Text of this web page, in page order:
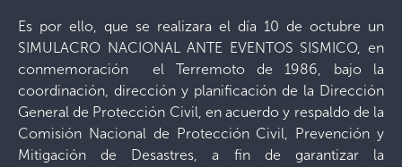
Es por ello, que se realizara el día 10 de octubre un
SIMULACRO NACIONAL ANTE EVENTOS SISMICO, en
conmemoración el Terremoto de 1986, bajo la
coordinación, dirección y planificación de la Dirección
General de Protección Civil, en acuerdo y respaldo de la
Comisión Nacional de Protección Civil, Prevención y
Mitigación de Desastres, a fin de garantizar la